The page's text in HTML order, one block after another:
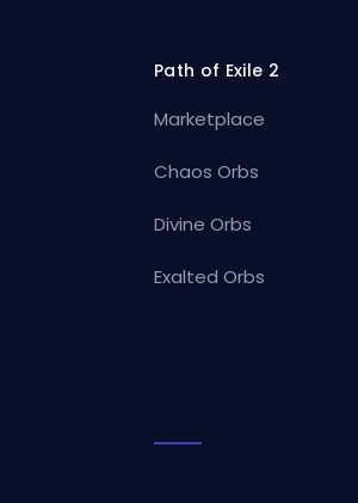
Path of Exile 2
Marketplace
Chaos Orbs
Divine Orbs
Exalted Orbs